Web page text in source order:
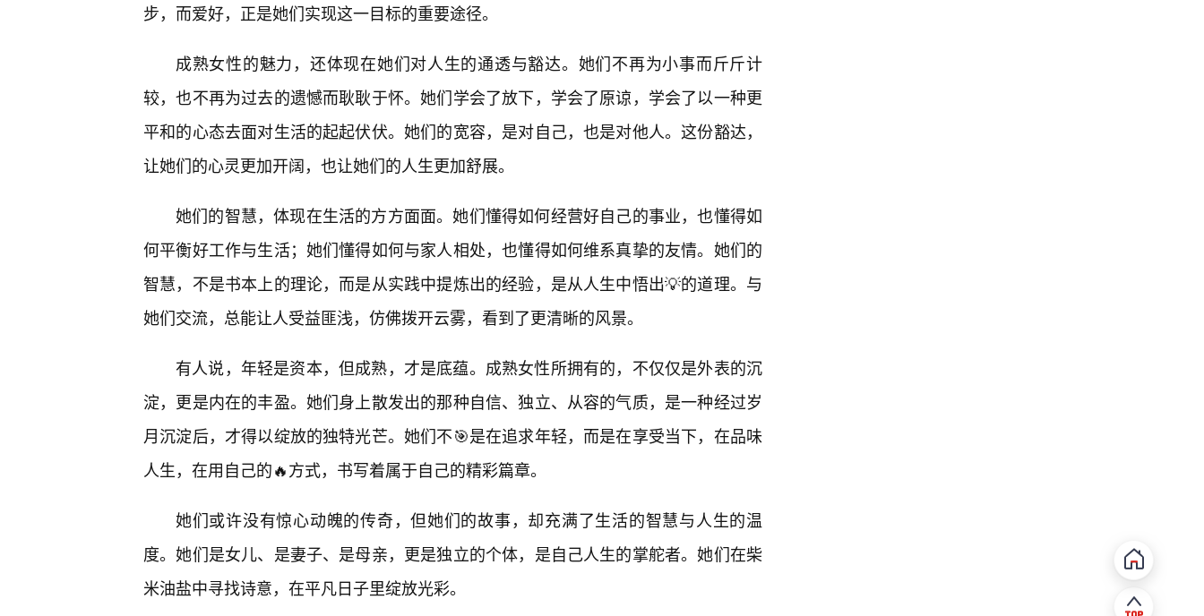
步，而爱好，正是她们实现这一目标的重要途径。
成熟女性的魅力，还体现在她们对人生的通透与豁达。她们不再为小事而斤斤计
较，也不再为过去的遗憾而耿耿于怀。她们学会了放下，学会了原谅，学会了以一种更
平和的心态去面对生活的起起伏伏。她们的宽容，是对自己，也是对他人。这份豁达，
让她们的心灵更加开阔，也让她们的人生更加舒展。
她们的智慧，体现在生活的方方面面。她们懂得如何经营好自己的事业，也懂得如
何平衡好工作与生活；她们懂得如何与家人相处，也懂得如何维系真挚的友情。她们的
智慧，不是书本上的理论，而是从实践中提炼出的经验，是从人生中悟出💡的道理。与
她们交流，总能让人受益匪浅，仿佛拨开云雾，看到了更清晰的风景。
有人说，年轻是资本，但成熟，才是底蕴。成熟女性所拥有的，不仅仅是外表的沉
淀，更是内在的丰盈。她们身上散发出的那种自信、独立、从容的气质，是一种经过岁
月沉淀后，才得以绽放的独特光芒。她们不🎯是在追求年轻，而是在享受当下，在品味
人生，在用自己的🔥方式，书写着属于自己的精彩篇章。
她们或许没有惊心动魄的传奇，但她们的故事，却充满了生活的智慧与人生的温
度。她们是女儿、是妻子、是母亲，更是独立的个体，是自己人生的掌舵者。她们在柴
米油盐中寻找诗意，在平凡日子里绽放光彩。